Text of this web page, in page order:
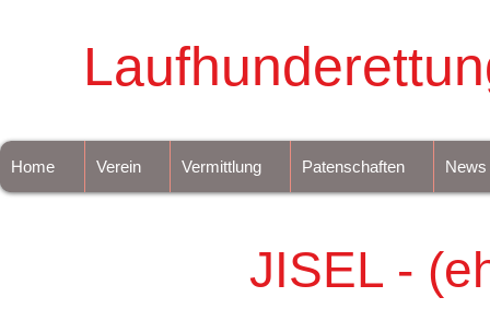
Home Verein Vermittlung Patenschaften News
JISEL -